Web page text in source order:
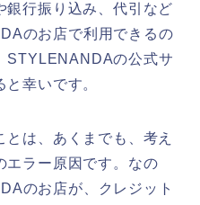
銀行振り込み、代引など
のお店で利用できるの
STYLENANDAの公式サ
幸いです。
は、あくまでも、考え
エラー原因です。なの
のお店が、クレジット